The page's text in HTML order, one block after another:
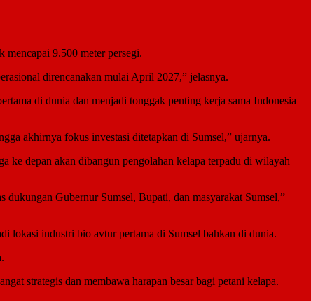
mencapai 9.500 meter persegi.
direncanakan mulai April 2027,” jelasnya.
di dunia dan menjadi tonggak penting kerja sama Indonesia–
akhirnya fokus investasi ditetapkan di Sumsel,” ujarnya.
ke depan akan dibangun pengolahan kelapa terpadu di wilayah
Gubernur Sumsel, Bupati, dan masyarakat Sumsel,”
lokasi industri bio avtur pertama di Sumsel bahkan di dunia.
strategis dan membawa harapan besar bagi petani kelapa.